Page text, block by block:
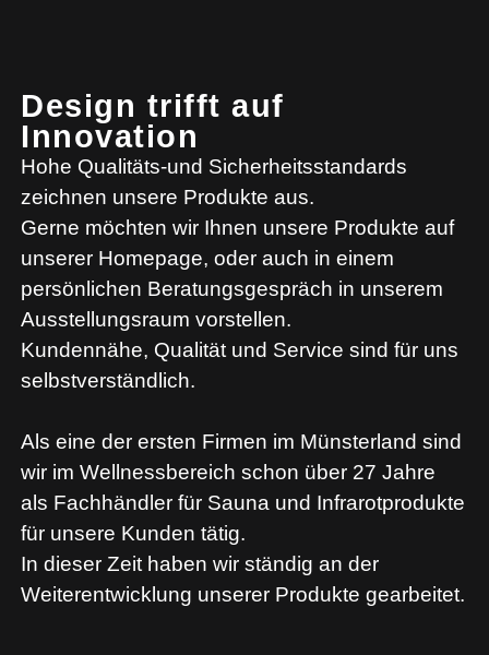
Design trifft auf
Innovation
Hohe Qualitäts-und Sicherheitsstandards
zeichnen unsere Produkte aus.
Gerne möchten wir Ihnen unsere Produkte auf
unserer Homepage, oder auch in einem
persönlichen Beratungsgespräch in unserem
Ausstellungsraum vorstellen.
Kundennähe, Qualität und Service sind für uns
selbstverständlich.
Als eine der ersten Firmen im Münsterland sind
wir im Wellnessbereich schon über 27 Jahre
als Fachhändler für Sauna und Infrarotprodukte
für unsere Kunden tätig.
In dieser Zeit haben wir ständig an der
Weiterentwicklung unserer Produkte gearbeitet.